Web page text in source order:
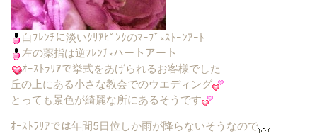
白ﾌﾚﾝﾁに淡いｸﾘｱﾋﾟﾝｸのﾏｰﾌﾞ×ｽﾄｰﾝｱｰﾄ
左の薬指は逆ﾌﾚﾝﾁ×ハートアート
ｵｰｽﾄﾗﾘｱで挙式をあげられるお客様でした
丘の上にある小さな教会でのウエディング
とっても景色が綺麗な所にあるそうです
ｵｰｽﾄﾗﾘｱでは年間5日位しか雨が降らないそうなので